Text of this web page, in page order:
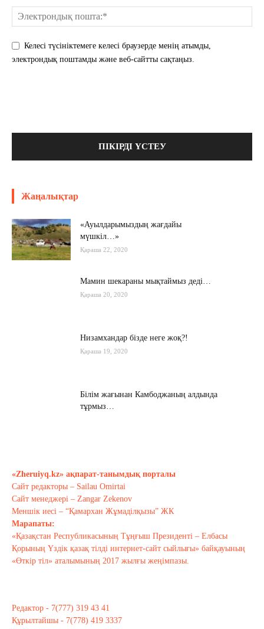
Келесі түсініктемеге келесі браузерде менің атымды,
электрондық поштамды және веб-сайтты сақтаңыз.
Жаңалықтар
«Ауылдарымыздың жағдайы
мүшкіл…»
Қараша 22, 2020
Мамин шекараны мықтаймыз деді…
Қараша 20, 2020
Низамхандар бізде неге жоқ?!
Қараша 19, 2020
Білім жағынан Камбоджаның алдында
тұрмыз…
Тағы оқу
«Zheruiyq.kz» ақпарат-танымдық порталы
Сайт редакторы – Sailau Omirtai
Сайт менеджері – Zangar Zekenov
Меншік иесі – “Қамархан Жұмаділқызы” ЖК
Марапаты:
«Қазақстан Республикасының Тұңғыш Президенті – Елбасы
Қорының Үздік қазақ тілді интернет-сайт сыйлығы» байқауының
«Өткір тіл» аталымының 2017 жылғы жеңімпазы.
Редактор - 7(777) 319 43 41
Құрылтайшы - 7(778) 419 3337